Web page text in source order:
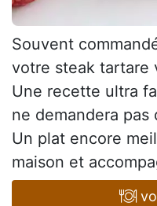
Souvent
votre steak tartare
Une recette ultra
ne demandera
Un plat encore
maison et